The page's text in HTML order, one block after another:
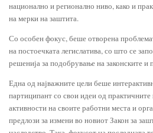
национално и регионално ниво, како и
на мерки на заштита.
Со особен фокус, беше отворена
на постоечката легислатива, со што се
решенија за подобрување на законските и
Една од најважните цели беше
партиципант со свои идеи од
активности на своите работни места и
предлози за измени во новиот Закон за